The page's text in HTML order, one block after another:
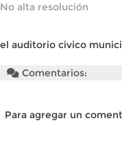
No alta resolución
el auditorio civico
Comentarios:
Para agregar un